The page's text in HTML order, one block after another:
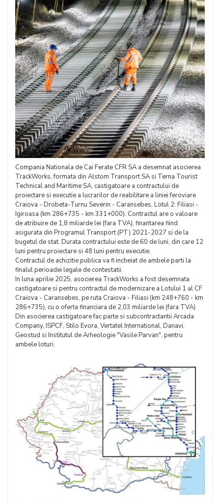
Compania Nationala de Cai Ferate CFR SA a desemnat asocierea
TrackWorks, formata din Alstom Transport SA si Terna Tourist
Technical and Maritime SA, castigatoare a contractului de
proiectare si executie a lucrarilor de reabilitare a liniei feroviare
Craiova - Drobeta-Turnu Severin - Caransebes, Lotul 2: Filiasi -
Igiroasa (km 286+735 - km 331+000). Contractul are o valoare
de atribuire de 1,8 miliarde lei (fara TVA), finantarea fiind
asigurata din Programul Transport (PT) 2021-2027 si de la
bugetul de stat. Durata contractului este de 60 de luni, din care 12
luni pentru proiectare si 48 luni pentru executie.
Contractul de achizitie publica va fi incheiat de ambele parti la
finalul perioadei legale de contestatii.
In luna aprilie 2025, asocierea TrackWorks a fost desemnata
castigatoare si pentru contractul de modernizare a Lotului 1 al CF
Craiova - Caransebes, pe ruta Craiova - Filiasi (km 248+760 - km
286+735), cu o oferta financiara de 2,03 miliarde lei (fara TVA).
Din asocierea castigatoare fac parte si subcontractantii Arcada
Company, ISPCF, Stilo Evora, Vertatel International, Danavi,
Geostud si Institutul de Arheologie "Vasile Parvan", pentru
ambele loturi.